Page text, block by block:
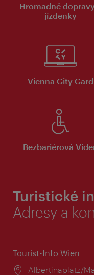
Hromadné
jízdenky
Vienna City Card
Bezbariérová
Turistické
Adresy a
Tourist-Info Wien
Místo:
Albertinaplatz/